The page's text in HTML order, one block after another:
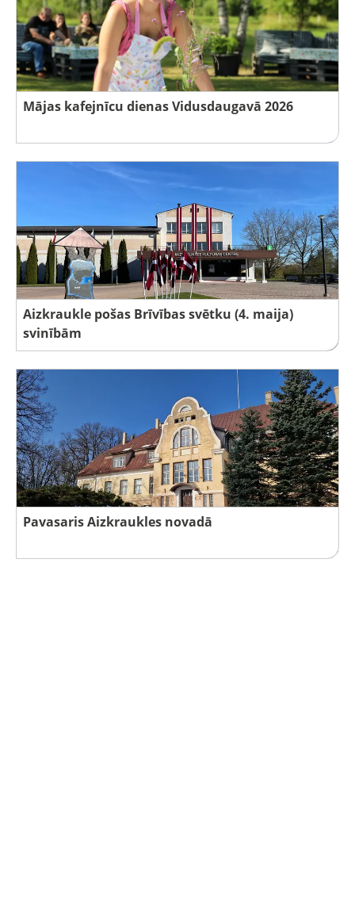
Mājas kafejnīcu dienas Vidusdaugavā 2026
Aizkraukle pošas Brīvības svētku (4. maija)
svinībām
Pavasaris Aizkraukles novadā